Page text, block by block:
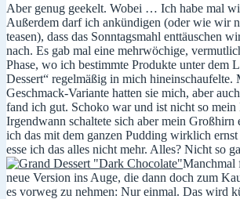
Aber genug geekelt. Wobei … Ich habe mal
Außerdem darf ich ankündigen (oder wie wir
teasen), dass das Sonntagsmahl enttäuschen
nach. Es gab mal eine mehrwöchige,
Phase, wo ich bestimmte Produkte unter dem
Dessert“ regelmäßig in mich hineinschaufelte.
Geschmack-Variante hatten sie mich, aber
fand ich gut. Schoko war und ist nicht so
Irgendwann schaltete sich aber mein Großhirn
ich das mit dem ganzen Pudding wirklich
esse ich das alles nicht mehr. Alles? Nicht so
Manchmal
neue Version ins Auge, die dann doch zum
es vorweg zu nehmen: Nur einmal. Das wird